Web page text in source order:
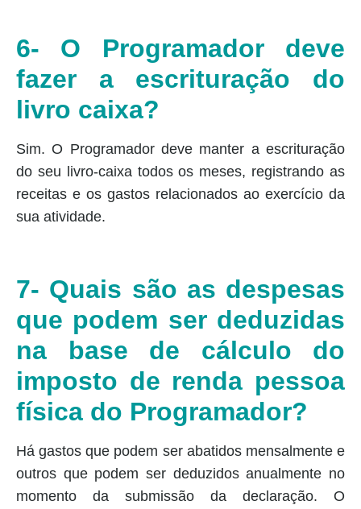
6- O Programador deve
fazer a escrituração do
livro caixa?
Sim. O Programador deve manter a escrituração
do seu livro-caixa todos os meses, registrando as
receitas e os gastos relacionados ao exercício da
sua atividade.
7- Quais são as despesas
que podem ser deduzidas
na base de cálculo do
imposto de renda pessoa
física do Programador?
Há gastos que podem ser abatidos mensalmente e
outros que podem ser deduzidos anualmente no
momento da submissão da declaração. O